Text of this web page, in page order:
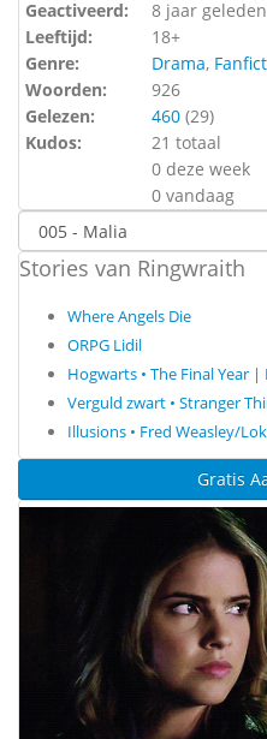
Geactiveerd:
8 jaar geleden
Leeftijd:
18+
Genre:
Drama,
Woorden:
926
Gelezen:
460 (29)
Kudos:
21 totaal
0 deze week
0 vandaag
Stories van Ringwraith
Where Angels Die
ORPG Lidil
Hogwarts • The Final Year
Verguld zwart • Stranger
Illusions • Fred Weasley/
Gratis